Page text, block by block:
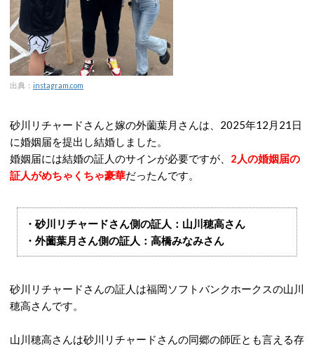
出典： instagram.com
砂川リチャードさんと嫁の外薗葉月さんは、2025年12月21日
に婚姻届を提出し結婚しました。
婚姻届には結婚の証人のサインが必要ですが、 2人の婚姻届の
証人がめちゃくちゃ豪華だったんです。
・砂川リチャードさん側の証人：山川穂高さん
・外薗葉月さん側の証人：高橋みなみさん
砂川リチャードさんの証人は福岡ソフトバンクホークスの山川
穂高さんです。
山川穂高さんは砂川リチャードさんの同郷の師匠とも言える存